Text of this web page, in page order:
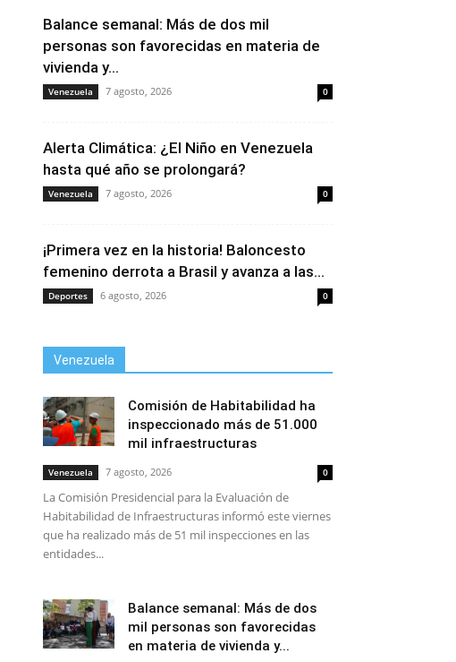
Balance semanal: Más de dos mil
personas son favorecidas en materia de
vivienda y...
Venezuela 7 agosto, 2026 0
Alerta Climática: ¿El Niño en Venezuela
hasta qué año se prolongará?
Venezuela 7 agosto, 2026 0
¡Primera vez en la historia! Baloncesto
femenino derrota a Brasil y avanza a las...
Deportes 6 agosto, 2026 0
Venezuela
Comisión de Habitabilidad ha
inspeccionado más de 51.000
mil infraestructuras
Venezuela 7 agosto, 2026 0
La Comisión Presidencial para la Evaluación de
Habitabilidad de Infraestructuras informó este viernes
que ha realizado más de 51 mil inspecciones en las
entidades...
Balance semanal: Más de dos
mil personas son favorecidas
en materia de vivienda y...